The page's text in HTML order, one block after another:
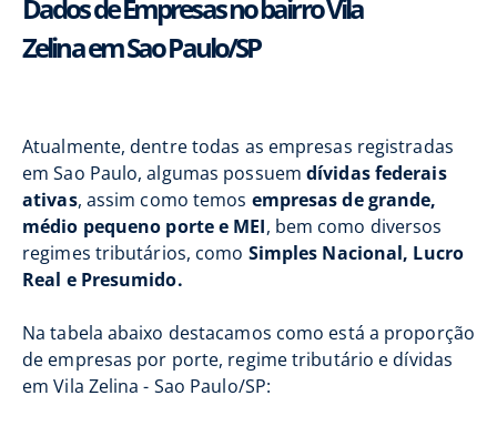
Dados de Empresas no bairro Vila
Zelina em Sao Paulo/SP
Atualmente, dentre todas as empresas registradas
em Sao Paulo, algumas possuemdívidas federais
ativas, assim como temos empresas de grande,
médio pequeno porte e MEI, bem como diversos
regimes tributários, como Simples Nacional, Lucro
Real e Presumido.
Na tabela abaixo destacamos como está a proporção
de empresas por porte, regime tributário e dívidas
em Vila Zelina - Sao Paulo/SP: